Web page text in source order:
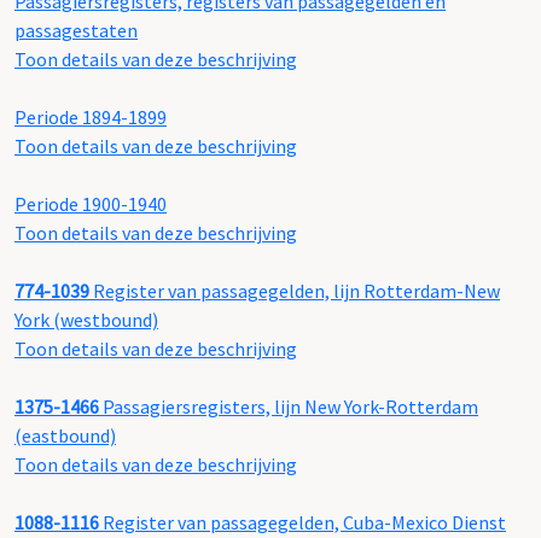
passagestaten
Toon details van deze beschrijving
Periode 1894-1899
Toon details van deze beschrijving
Periode 1900-1940
Toon details van deze beschrijving
774-1039 Register van passagegelden, lijn Rotterdam-New
York (westbound)
Toon details van deze beschrijving
1375-1466 Passagiersregisters, lijn New York-Rotterdam
(eastbound)
Toon details van deze beschrijving
1088-1116 Register van passagegelden, Cuba-Mexico Dienst